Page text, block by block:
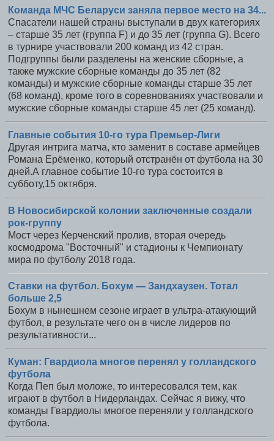
Команда МЧС Беларуси заняла первое место на 34...
Спасатели нашей страны выступали в двух категориях
– старше 35 лет (группа F) и до 35 лет (группа G). Всего
в турнире участвовали 200 команд из 42 стран.
Подгруппы были разделены на женские сборные, а
также мужские сборные команды до 35 лет (82
команды) и мужские сборные команды старше 35 лет
(68 команд), кроме того в соревнованиях участвовали и
мужские сборные команды старше 45 лет (25 команд).
Главные события 10-го тура Премьер-Лиги
Другая интрига матча, кто заменит в составе армейцев
Романа Ерёменко, который отстранён от футбола на 30
дней.А главное событие 10-го тура состоится в
субботу,15 октября.
В Новосибирской колонии заключенные создали
рок-группу
Мост через Керченский пролив, вторая очередь
космодрома "Восточный" и стадионы к Чемпионату
мира по футболу 2018 года.
Ставки на футбол. Бохум — Зандхаузен. Тотал
больше 2,5
Бохум в нынешнем сезоне играет в ультра-атакующий
футбол, в результате чего он в числе лидеров по
результативности...
Куман: Гвардиола многое перенял у голландского
футбола
Когда Пеп был моложе, то интересовался тем, как
играют в футбол в Нидерландах. Сейчас я вижу, что
команды Гвардиолы многое переняли у голландского
футбола.